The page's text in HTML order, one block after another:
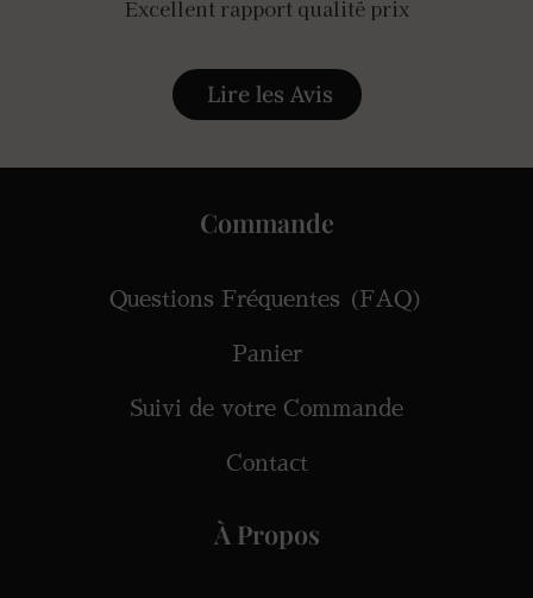
Excellent rapport qualité prix
Lire les Avis
Commande
Questions Fréquentes (FAQ)
Panier
Suivi de votre Commande
Contact
À Propos